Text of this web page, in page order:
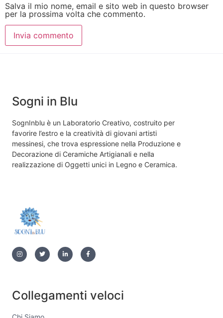
Salva il mio nome, email e sito web in questo browser
per la prossima volta che commento.
Sogni in Blu
SognInblu è un Laboratorio Creativo, costruito per
favorire l’estro e la creatività di giovani artisti
messinesi, che trova espressione nella Produzione e
Decorazione di Ceramiche Artigianali e nella
realizzazione di Oggetti unici in Legno e Ceramica.
Collegamenti veloci